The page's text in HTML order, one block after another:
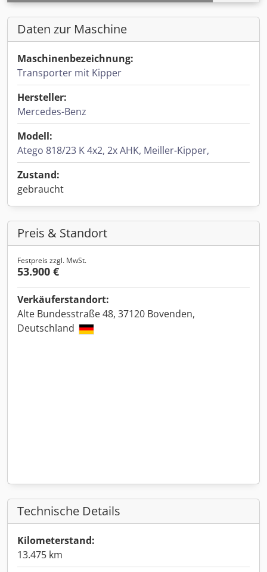
Daten zur Maschine
Maschinenbezeichnung:
Transporter mit Kipper
Hersteller:
Mercedes-Benz
Modell:
Atego 818/23 K 4x2, 2x AHK, Meiller-Kipper,
Zustand:
gebraucht
Preis & Standort
Festpreis zzgl. MwSt.
53.900 €
Verkäuferstandort:
Alte Bundesstraße 48, 37120 Bovenden,
Deutschland
Technische Details
Kilometerstand:
13.475 km